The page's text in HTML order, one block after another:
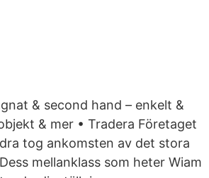
& second hand – enkelt &
& mer • Tradera Företaget
tog ankomsten av det stora
mellanklass som heter Wiam